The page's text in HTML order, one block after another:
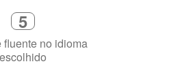
5
fluente no idioma
escolhido